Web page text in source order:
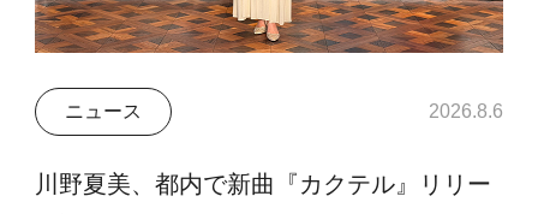
ニュース 2026.8.6
川野夏美、都内で新曲『カクテル』リリー